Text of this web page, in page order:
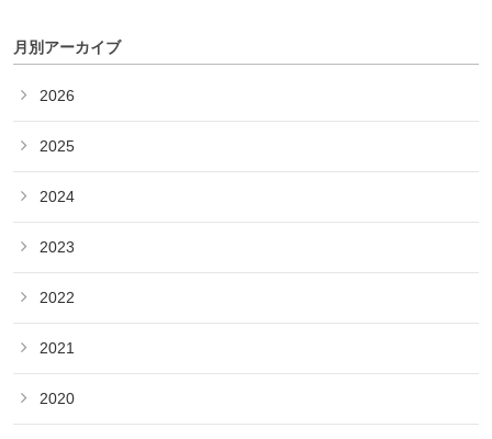
月別アーカイブ
2026
2025
2024
2023
2022
2021
2020